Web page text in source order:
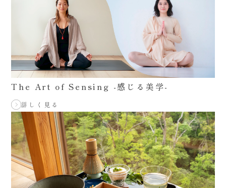
The Art of Sensing -感じる美学-
詳しく見る